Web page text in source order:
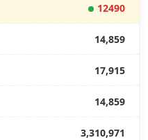
12490
14,859
17,915
14,859
3,310,971